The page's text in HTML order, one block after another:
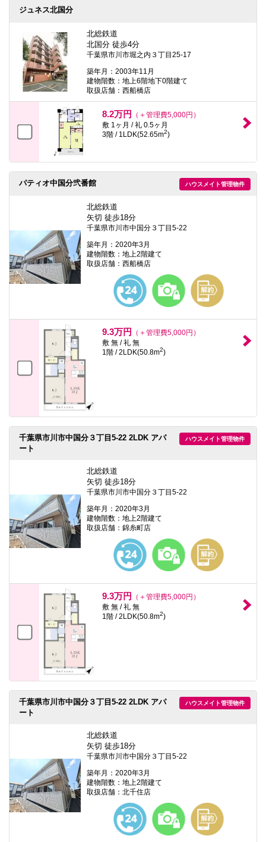
ジュネス北国分
北総鉄道
北国分 徒歩4分
千葉県市川市堀之内３丁目25-17
築年月：2003年11月
建物階数：地上6階地下0階建て
取扱店舗：西船橋店
8.2万円
（＋管理費5,000円）
敷 1ヶ月 / 礼 0.5ヶ月
3階 / 1LDK(52.65m2)
ハウスメイト管理物件
パティオ中国分弐番館
北総鉄道
矢切 徒歩18分
千葉県市川市中国分３丁目5-22
築年月：2020年3月
建物階数：地上2階建て
取扱店舗：西船橋店
9.3万円
（＋管理費5,000円）
敷 無 / 礼 無
1階 / 2LDK(50.8m2)
ハウスメイト管理物件
千葉県市川市中国分３丁目5-22 2LDK アパ
ート
北総鉄道
矢切 徒歩18分
千葉県市川市中国分３丁目5-22
築年月：2020年3月
建物階数：地上2階建て
取扱店舗：錦糸町店
9.3万円
（＋管理費5,000円）
敷 無 / 礼 無
1階 / 2LDK(50.8m2)
ハウスメイト管理物件
千葉県市川市中国分３丁目5-22 2LDK アパ
ート
北総鉄道
矢切 徒歩18分
千葉県市川市中国分３丁目5-22
築年月：2020年3月
建物階数：地上2階建て
取扱店舗：北千住店